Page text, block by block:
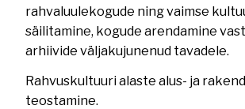
rahvaluulekogude ning vaimse
säilitamine, kogude arendamine
arhiivide väljakujunenud tavadele.
Rahvuskultuuri alaste alus- ja
teostamine.